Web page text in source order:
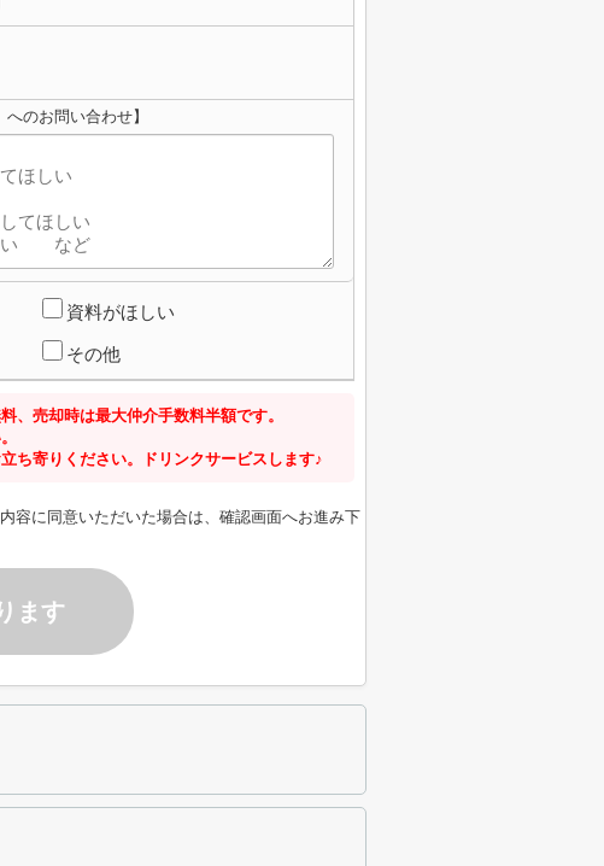
のお問い合わせ】
資料がほしい
その他
、売却時は最大仲介手数料半額です。
ち寄りください。ドリンクサービスします♪
容に同意いただいた場合は、確認画面へお進み下
ます